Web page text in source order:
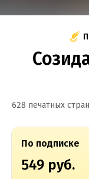
628 печатных
По подписке
549 руб.